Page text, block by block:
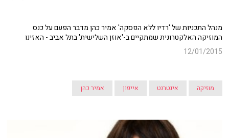
מנהל התכניות של 'רדיו ללא הפסקה' אמיר כהן מדבר הפעם על כנס
המוזיקה האלקטרונית שמתקיים ב-'אוזן השלישית' בתל אביב - האזינו
12/01/2015
מוזיקה אינטרנט אייפון אמיר כהן